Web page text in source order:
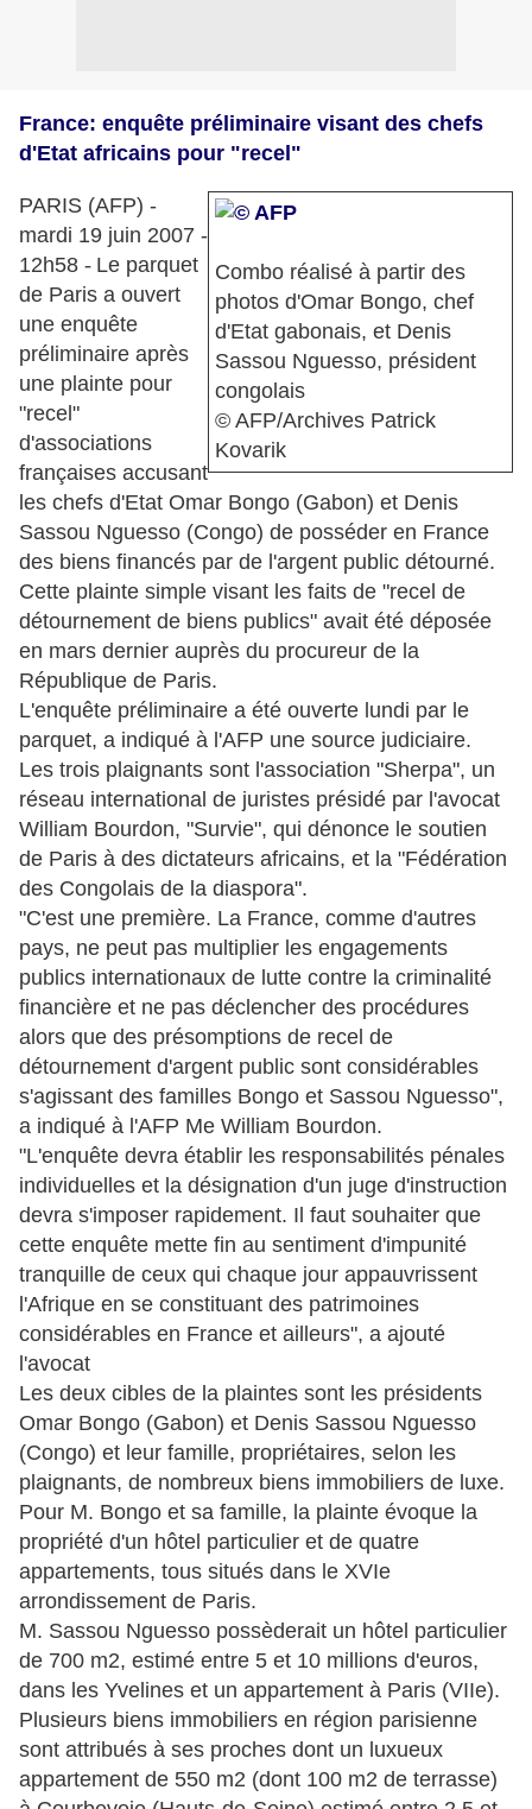
France: enquête préliminaire visant des chefs
d'Etat africains pour "recel"
Combo réalisé à partir des
photos d'Omar Bongo, chef
d'Etat gabonais, et Denis
Sassou Nguesso, président
congolais
© AFP/Archives Patrick
Kovarik
PARIS (AFP) -
mardi 19 juin 2007 -
12h58 - Le parquet
de Paris a ouvert
une enquête
préliminaire après
une plainte pour
"recel"
d'associations
françaises accusant
les chefs d'Etat Omar Bongo (Gabon) et Denis
Sassou Nguesso (Congo) de posséder en France
des biens financés par de l'argent public détourné.
Cette plainte simple visant les faits de "recel de
détournement de biens publics" avait été déposée
en mars dernier auprès du procureur de la
République de Paris.
L'enquête préliminaire a été ouverte lundi par le
parquet, a indiqué à l'AFP une source judiciaire.
Les trois plaignants sont l'association "Sherpa", un
réseau international de juristes présidé par l'avocat
William Bourdon, "Survie", qui dénonce le soutien
de Paris à des dictateurs africains, et la "Fédération
des Congolais de la diaspora".
"C'est une première. La France, comme d'autres
pays, ne peut pas multiplier les engagements
publics internationaux de lutte contre la criminalité
financière et ne pas déclencher des procédures
alors que des présomptions de recel de
détournement d'argent public sont considérables
s'agissant des familles Bongo et Sassou Nguesso",
a indiqué à l'AFP Me William Bourdon.
"L'enquête devra établir les responsabilités pénales
individuelles et la désignation d'un juge d'instruction
devra s'imposer rapidement. Il faut souhaiter que
cette enquête mette fin au sentiment d'impunité
tranquille de ceux qui chaque jour appauvrissent
l'Afrique en se constituant des patrimoines
considérables en France et ailleurs", a ajouté
l'avocat
Les deux cibles de la plaintes sont les présidents
Omar Bongo (Gabon) et Denis Sassou Nguesso
(Congo) et leur famille, propriétaires, selon les
plaignants, de nombreux biens immobiliers de luxe.
Pour M. Bongo et sa famille, la plainte évoque la
propriété d'un hôtel particulier et de quatre
appartements, tous situés dans le XVIe
arrondissement de Paris.
M. Sassou Nguesso possèderait un hôtel particulier
de 700 m2, estimé entre 5 et 10 millions d'euros,
dans les Yvelines et un appartement à Paris (VIIe).
Plusieurs biens immobiliers en région parisienne
sont attribués à ses proches dont un luxueux
appartement de 550 m2 (dont 100 m2 de terrasse)